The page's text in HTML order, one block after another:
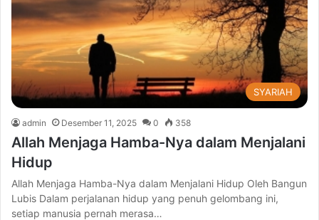
SYARIAH
admin Desember 11, 2025 0 358
Allah Menjaga Hamba-Nya dalam Menjalani
Hidup
Allah Menjaga Hamba-Nya dalam Menjalani Hidup Oleh Bangun
Lubis Dalam perjalanan hidup yang penuh gelombang ini,
setiap manusia pernah merasa…